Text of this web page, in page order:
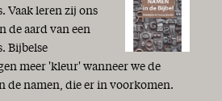
Vaak leren zij ons
de aard van een
Bijbelse
meer 'kleur' wanneer we de
de namen, die er in voorkomen.